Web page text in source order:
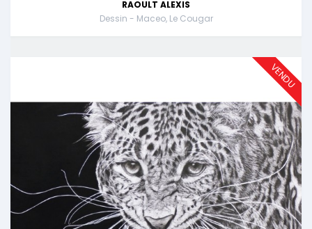
RAOULT ALEXIS
Dessin - Maceo, Le Cougar
VENDU